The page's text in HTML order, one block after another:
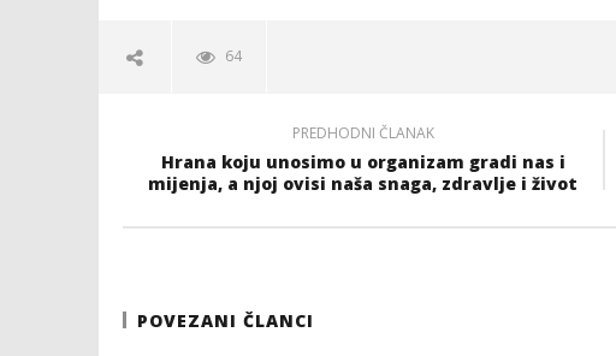
64
PREDHODNI ČLANAK
Hrana koju unosimo u organizam gradi nas i
mijenja, a njoj ovisi naša snaga, zdravlje i život
POVEZANI ČLANCI